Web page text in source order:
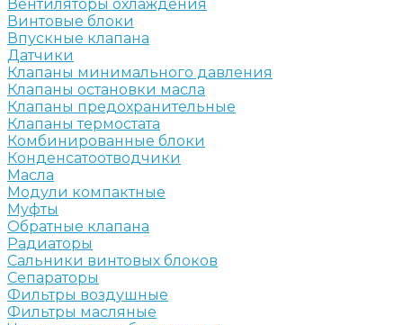
Вентиляторы охлаждения
Винтовые блоки
Впускные клапана
Датчики
Клапаны минимального давления
Клапаны остановки масла
Клапаны предохранительные
Клапаны термостата
Комбинированные блоки
Конденсатоотводчики
Масла
Модули компактные
Муфты
Обратные клапана
Радиаторы
Сальники винтовых блоков
Сепараторы
Фильтры воздушные
Фильтры масляные